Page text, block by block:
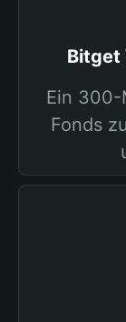
Bitget
Ein
Fonds